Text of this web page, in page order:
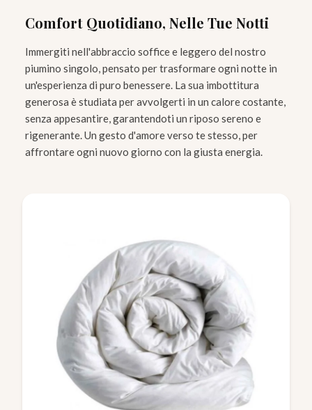
Comfort Quotidiano, Nelle Tue Notti
Immergiti nell'abbraccio soffice e leggero del nostro
piumino singolo, pensato per trasformare ogni notte in
un'esperienza di puro benessere. La sua imbottitura
generosa è studiata per avvolgerti in un calore costante,
senza appesantire, garantendoti un riposo sereno e
rigenerante. Un gesto d'amore verso te stesso, per
affrontare ogni nuovo giorno con la giusta energia.